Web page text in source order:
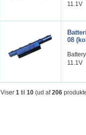
11.1V
08
11.1V
Viser 1 til 10 (ud af206